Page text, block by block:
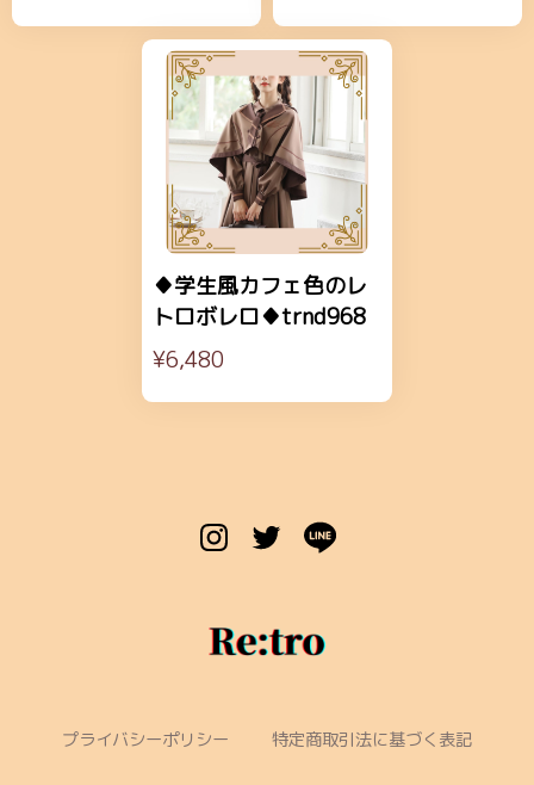
♦学生風カフェ色のレ
トロボレロ♦trnd968
¥6,480
プライバシーポリシー 特定商取引法に基づく表記